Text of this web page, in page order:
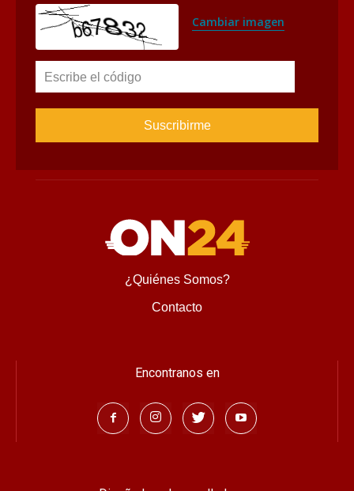
Cambiar imagen
Escribe el código
¿Quiénes Somos?
Contacto
Encontranos en